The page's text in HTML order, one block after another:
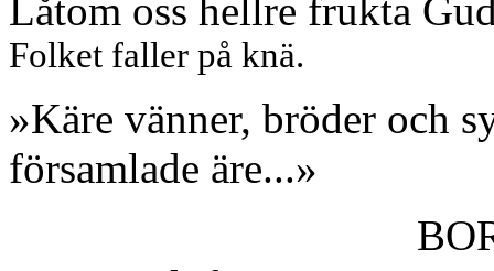
Låtom oss hellre frukta
Folket faller på knä.
»Käre vänner, bröder och
församlade äre...»